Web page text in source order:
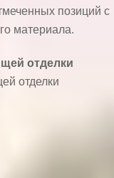
позиций с
материала.
отделки
отделки